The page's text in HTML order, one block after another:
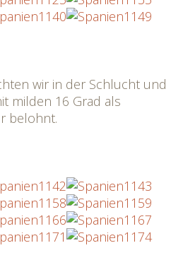
wir in der Schlucht und
milden 16 Grad als
belohnt.